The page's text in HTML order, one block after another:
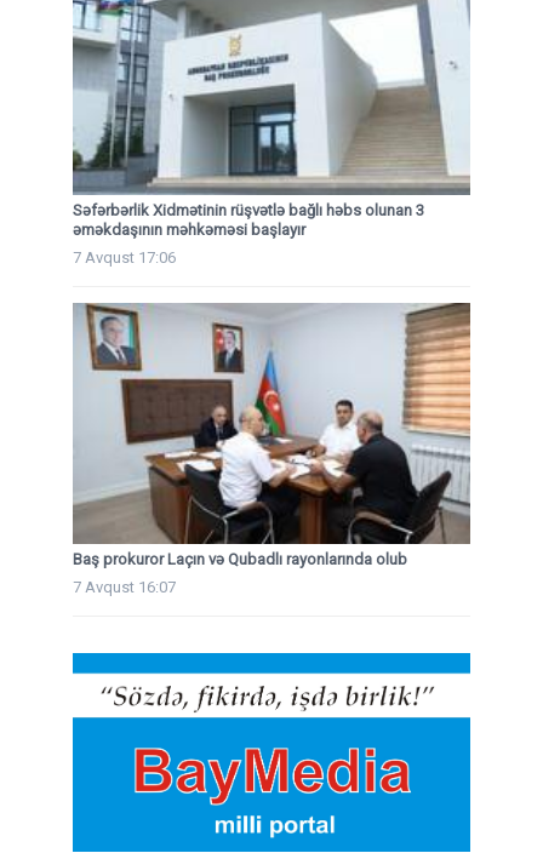
Səfərbərlik Xidmətinin rüşvətlə bağlı həbs olunan 3
əməkdaşının məhkəməsi başlayır
7 Avqust 17:06
Baş prokuror Laçın və Qubadlı rayonlarında olub
7 Avqust 16:07